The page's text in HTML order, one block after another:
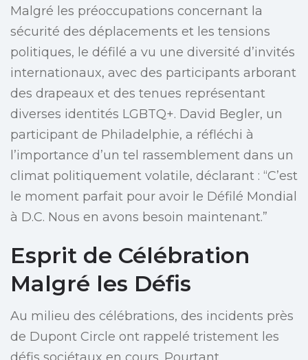
Malgré les préoccupations concernant la
sécurité des déplacements et les tensions
politiques, le défilé a vu une diversité d’invités
internationaux, avec des participants arborant
des drapeaux et des tenues représentant
diverses identités LGBTQ+. David Begler, un
participant de Philadelphie, a réfléchi à
l’importance d’un tel rassemblement dans un
climat politiquement volatile, déclarant : “C’est
le moment parfait pour avoir le Défilé Mondial
à D.C. Nous en avons besoin maintenant.”
Esprit de Célébration
Malgré les Défis
Au milieu des célébrations, des incidents près
de Dupont Circle ont rappelé tristement les